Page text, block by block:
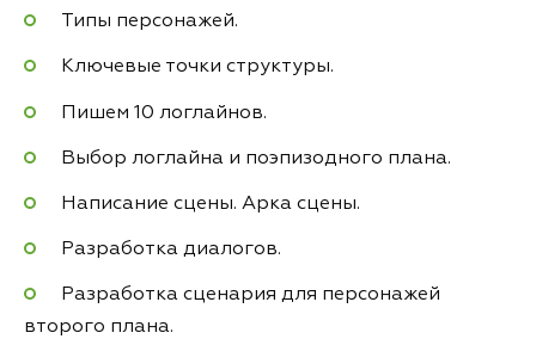
Типы персонажей.
Ключевые точки структуры.
Пишем 10 логлайнов.
Выбор логлайна и поэпизодного плана.
Написание сцены. Арка сцены.
Разработка диалогов.
Разработка сценария для персонажей
второго плана.